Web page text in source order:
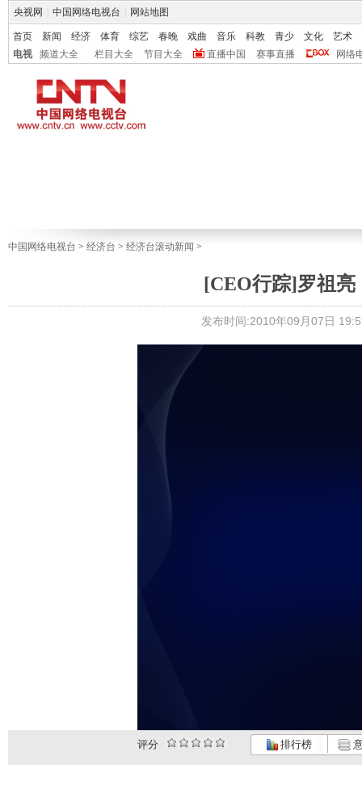
央视网 中国网络电视台 网站地图
首页 新闻 经济 体育 综艺 春晚 戏曲 音乐 科教 青少 文化
艺术
电视
频道大全 栏目大全 节目大全 直播中国 赛事直播 网络
中国网络电视台 > 经济台 > 经济台滚动新闻 >
[CEO行踪]罗祖亮
发布时间:2010年09月07日
评分 排行榜